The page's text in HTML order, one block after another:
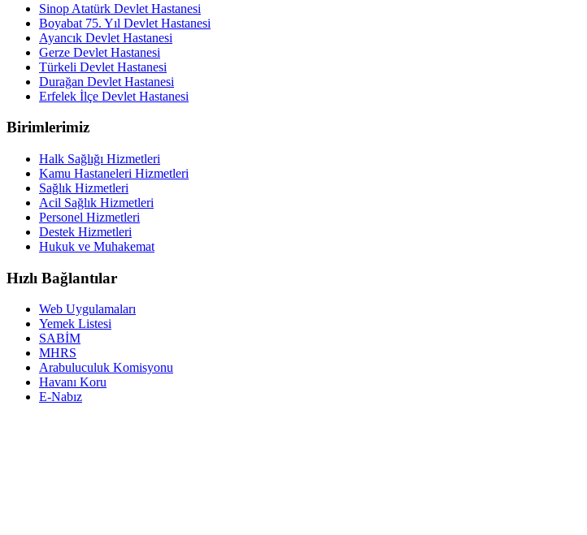
Sinop Atatürk Devlet Hastanesi
Boyabat 75. Yıl Devlet Hastanesi
Ayancık Devlet Hastanesi
Gerze Devlet Hastanesi
Türkeli Devlet Hastanesi
Durağan Devlet Hastanesi
Erfelek İlçe Devlet Hastanesi
Birimlerimiz
Halk Sağlığı Hizmetleri
Kamu Hastaneleri Hizmetleri
Sağlık Hizmetleri
Acil Sağlık Hizmetleri
Personel Hizmetleri
Destek Hizmetleri
Hukuk ve Muhakemat
Hızlı Bağlantılar
Web Uygulamaları
Yemek Listesi
SABİM
MHRS
Arabuluculuk Komisyonu
Havanı Koru
E-Nabız